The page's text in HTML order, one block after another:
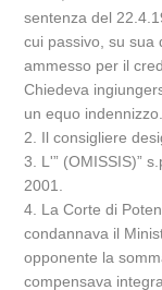
sentenza del
cui passivo, su sua
ammesso per il
Chiedeva
un equo indennizzo.
2. Il consigliere
3. L'” (OMISSIS)”
2001.
4. La Corte di
condannava il
opponente la
compensava